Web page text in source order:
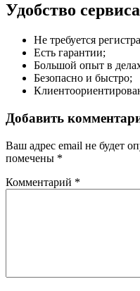
Удобство сервиса
Не требуется
Есть гарантии;
Большой опыт в
Безопасно и быстро;
Добавить
Ваш адрес email не будет
помечены *
Комментарий *